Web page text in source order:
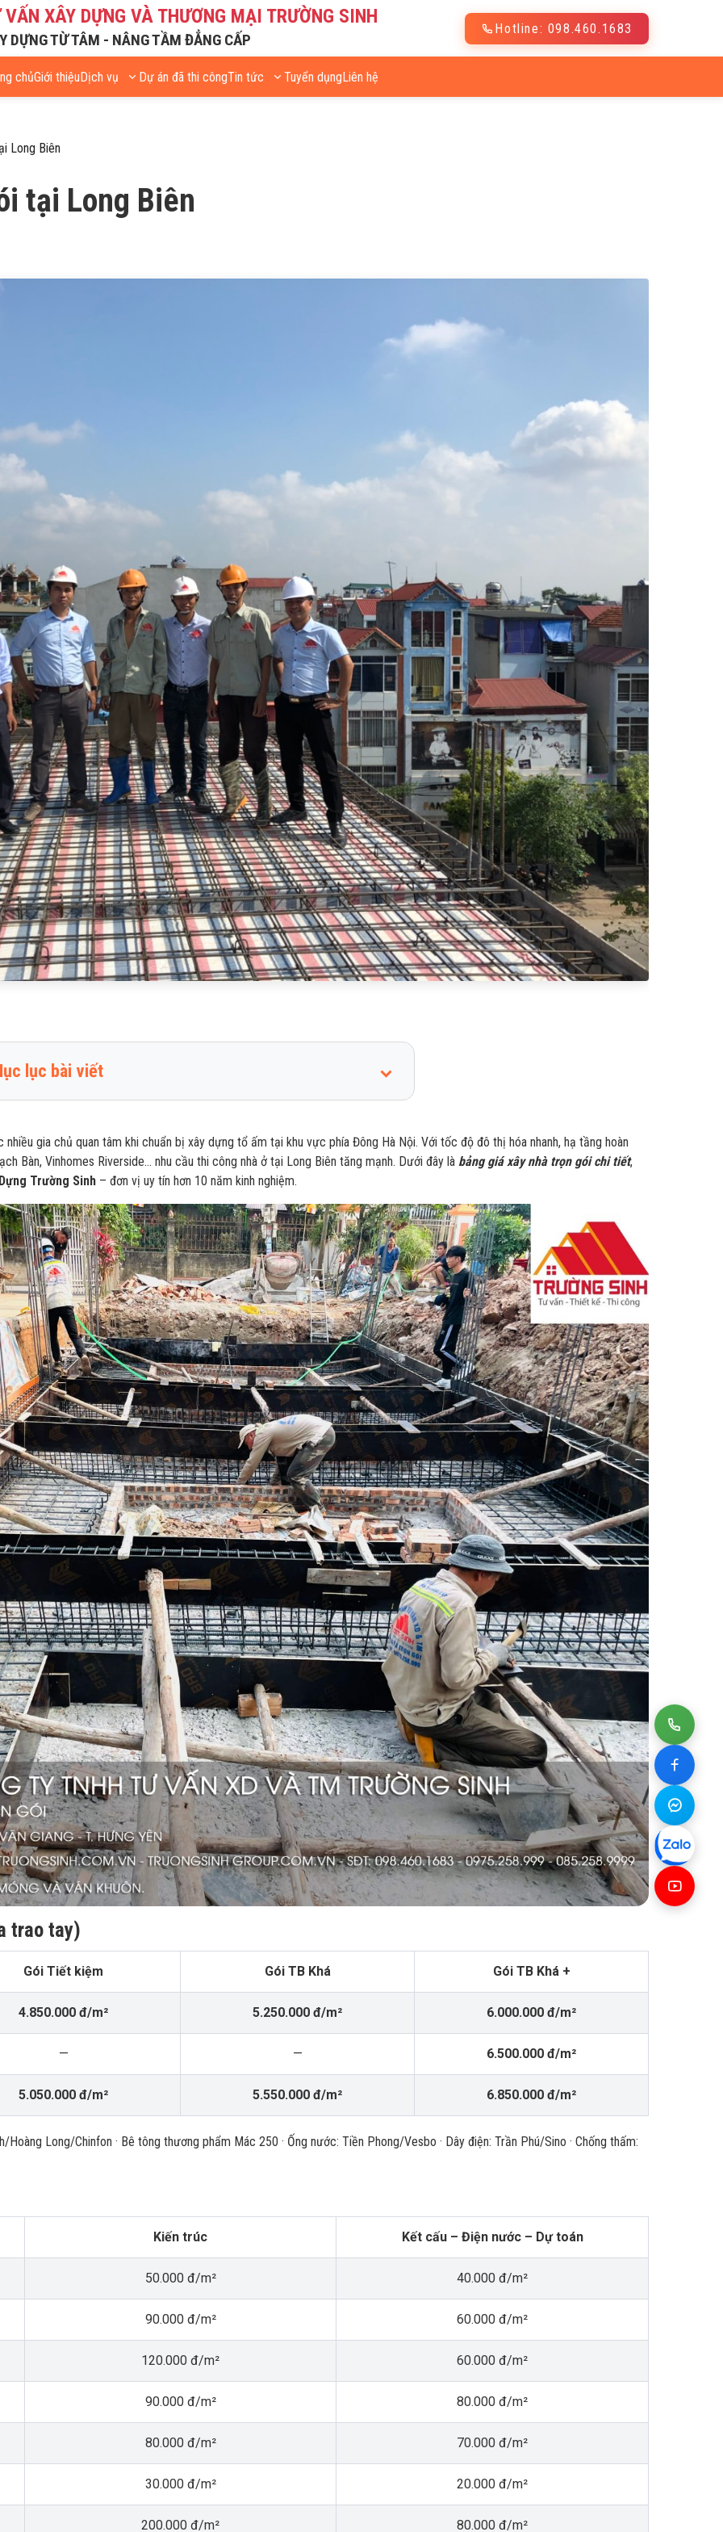
XÂY DỰNG VÀ THƯƠNG MẠI TRƯỜNG SINH
DỰNG TỪ TÂM - NÂNG TẦM ĐẲNG CẤP
Hotline: 098.460.1683
chủGiới thiệuDịch vụ Dự án đã thi côngTin tức Tuyển dụngLiên hệ
Long Biên
tại Long Biên
lục bài viết
thiết kế (theo m² sàn)
tính nhanh chi phí
hệ báo giá tại Long Biên
gia chủ quan tâm khi chuẩn bị xây dựng tổ ấm tại khu vực phía Đông Hà Nội. Với tốc độ đô thị hóa nhanh, hạ tầng hoàn
Bàn, Vinhomes Riverside… nhu cầu thi công nhà ở tại Long Biên tăng mạnh. Dưới đây là bảng giá xây nhà trọn góichi tiết,
Trường Sinh – đơn vị uy tín hơn 10 năm kinh nghiệm.
trao tay)
Gói Tiết kiệm Gói TB Khá Gói TB Khá +
4.850.000 đ/m² 5.250.000 đ/m² 6.000.000 đ/m²
— — 6.500.000 đ/m²
5.050.000 đ/m² 5.550.000 đ/m² 6.850.000 đ/m²
Long/Chinfon · Bê tông thương phẩm Mác 250 · Ống nước: Tiền Phong/Vesbo · Dây điện: Trần Phú/Sino · Chống thấm:
Kiến trúc Kết cấu – Điện nước – Dự toán
50.000 đ/m² 40.000 đ/m²
90.000 đ/m² 60.000 đ/m²
120.000 đ/m² 60.000 đ/m²
90.000 đ/m² 80.000 đ/m²
80.000 đ/m² 70.000 đ/m²
30.000 đ/m² 20.000 đ/m²
200.000 đ/m² 80.000 đ/m²